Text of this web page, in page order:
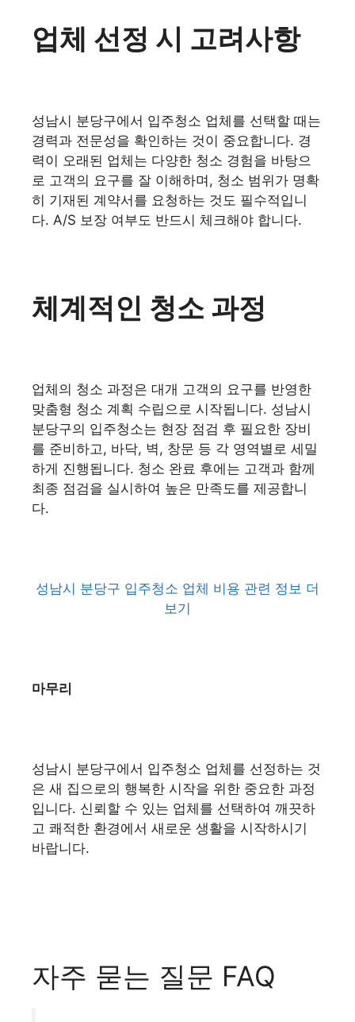
업체 선정 시 고려사항
성남시 분당구에서 입주청소 업체를 선택할 때는
경력과 전문성을 확인하는 것이 중요합니다. 경
력이 오래된 업체는 다양한 청소 경험을 바탕으
로 고객의 요구를 잘 이해하며, 청소 범위가 명확
히 기재된 계약서를 요청하는 것도 필수적입니
다. A/S 보장 여부도 반드시 체크해야 합니다.
체계적인 청소 과정
업체의 청소 과정은 대개 고객의 요구를 반영한
맞춤형 청소 계획 수립으로 시작됩니다. 성남시
분당구의 입주청소는 현장 점검 후 필요한 장비
를 준비하고, 바닥, 벽, 창문 등 각 영역별로 세밀
하게 진행됩니다. 청소 완료 후에는 고객과 함께
최종 점검을 실시하여 높은 만족도를 제공합니
다.
성남시 분당구 입주청소 업체 비용 관련 정보 더
보기
마무리
성남시 분당구에서 입주청소 업체를 선정하는 것
은 새 집으로의 행복한 시작을 위한 중요한 과정
입니다. 신뢰할 수 있는 업체를 선택하여 깨끗하
고 쾌적한 환경에서 새로운 생활을 시작하시기
바랍니다.
자주 묻는 질문 FAQ